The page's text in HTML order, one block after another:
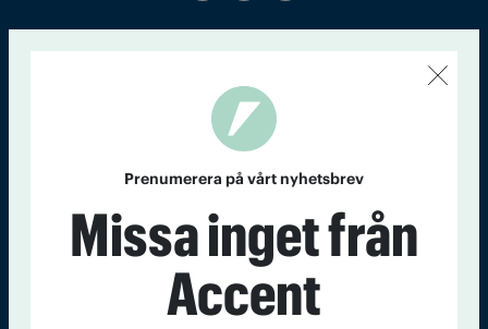
Accent
Prenumerera på vårt nyhetsbrev
Missa inget från
Accent